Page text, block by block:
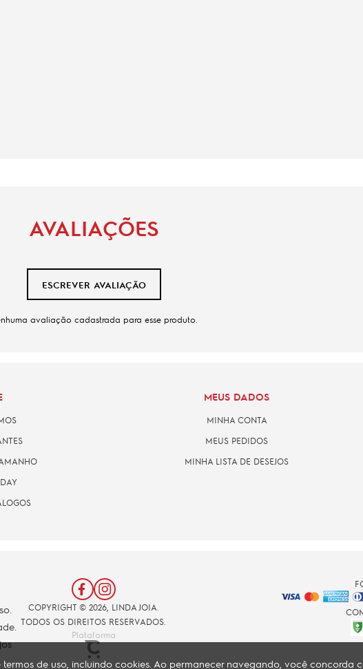
AVALIAÇÕES
ESCREVER AVALIAÇÃO
avaliação cadastrada para esse produto.
MEUS DADOS
MINHA CONTA
MEUS PEDIDOS
MINHA LISTA DE DESEJOS
COPYRIGHT © 2026, LINDA JOIA.
TODOS OS DIREITOS RESERVADOS.
Plataforma
de uso, incluindo cookies. Ao permanecer navegando, você concorda